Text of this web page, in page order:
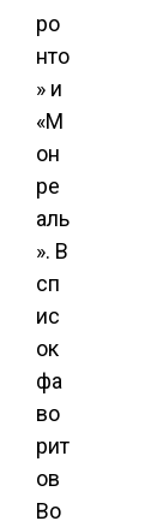
ро
нто
» и
«М
он
ре
аль
». В
сп
ис
ок
фа
во
рит
ов
Во